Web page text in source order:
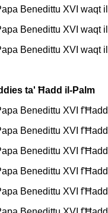
Benedittu XVI waqt
Benedittu XVI waqt
Benedittu XVI waqt
ta' Ħadd il-Palm
Benedittu XVI
Benedittu XVI
Benedittu XVI
Benedittu XVI
Benedittu XVI